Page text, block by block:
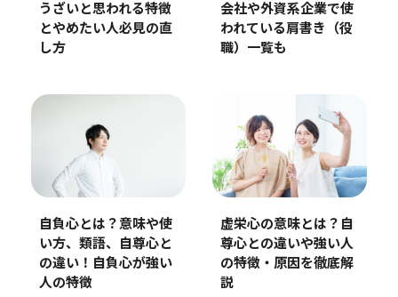
うざいと思われる特徴
とやめたい人必見の直
し方
会社や外資系企業で使
われている肩書き（役
職）一覧も
自負心とは？意味や使
い方、類語、自尊心と
の違い！自負心が強い
人の特徴
虚栄心の意味とは？自
尊心との違いや強い人
の特徴・原因を徹底解
説